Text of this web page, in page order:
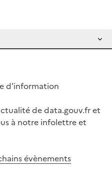
d'information
de data.gouv.fr et
à notre infolettre et
évènements